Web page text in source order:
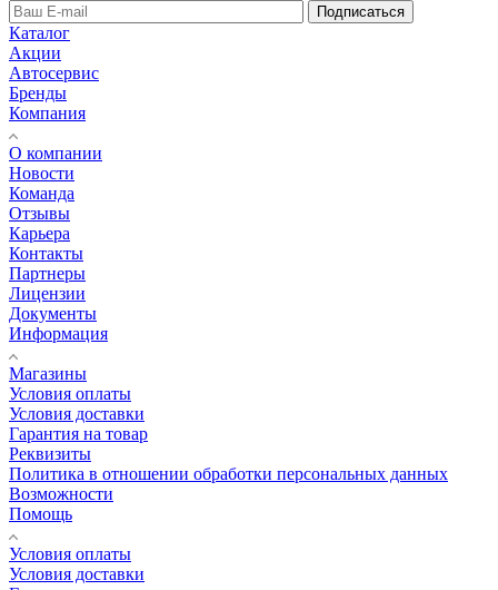
Подписаться
Каталог
Акции
Автосервис
Бренды
Компания
О компании
Новости
Команда
Отзывы
Карьера
Контакты
Партнеры
Лицензии
Документы
Информация
Магазины
Условия оплаты
Условия доставки
Гарантия на товар
Реквизиты
Политика в отношении обработки персональных данных
Возможности
Помощь
Условия оплаты
Условия доставки